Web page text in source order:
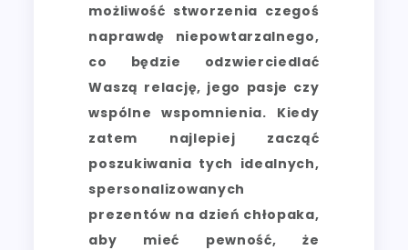
możliwość stworzenia czegoś
naprawdę niepowtarzalnego,
co będzie odzwierciedlać
Waszą relację, jego pasje czy
wspólne wspomnienia. Kiedy
zatem najlepiej zacząć
poszukiwania tych idealnych,
spersonalizowanych
prezentów na dzień chłopaka,
aby mieć pewność, że